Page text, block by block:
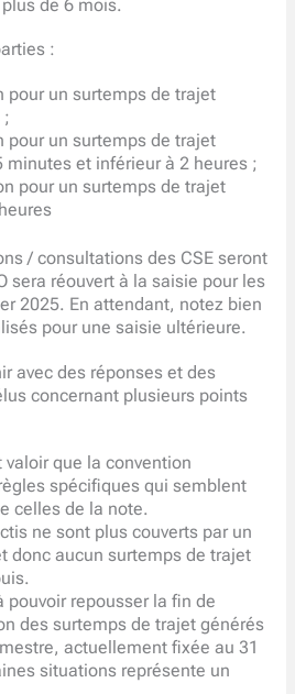
de 6 mois.
:
pour un surtemps de trajet
;
pour un surtemps de trajet
minutes et inférieur à 2 heures ;
pour un surtemps de trajet
/ consultations des CSE seront
sera réouvert à la saisie pour les
2025. En attendant, notez bien
pour une saisie ultérieure.
avec des réponses et des
concernant plusieurs points
que la convention
spécifiques qui semblent
celles de la note.
ne sont plus couverts par un
donc aucun surtemps de trajet
repousser la fin de
des surtemps de trajet générés
actuellement fixée au 31
situations représente un